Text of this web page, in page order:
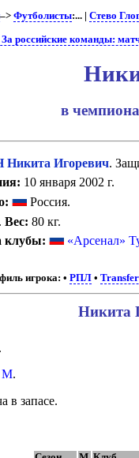
–> Футболисты:... | Стево
российские команды:
в
Игоревич.
10 января 2002 г.
Россия.
Вес: 80 кг.
клубы:
«Арсенал»
игрока: •РПЛ •
Никита
М.
в запасе.